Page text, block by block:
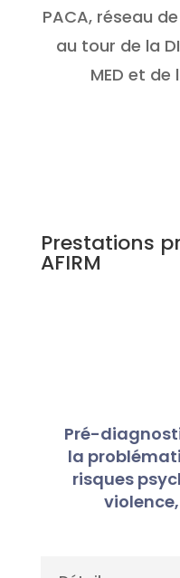
PACA, réseau
au tour de la
MED et de
Prestations
AFIRM
Pré-
la
risques